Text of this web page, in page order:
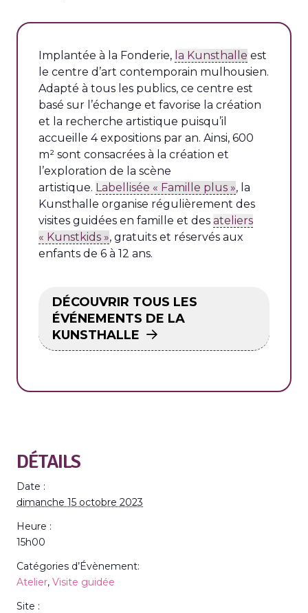
Implantée à la Fonderie, la Kunsthalle est
le centre d’art contemporain mulhousien.
Adapté à tous les publics, ce centre est
basé sur l’échange et favorise la création
et la recherche artistique puisqu’il
accueille 4 expositions par an. Ainsi, 600
m² sont consacrées à la création et
l’exploration de la scène
artistique. Labellisée « Famille plus », la
Kunsthalle organise régulièrement des
visites guidées en famille et des ateliers
« Kunstkids », gratuits et réservés aux
enfants de 6 à 12 ans.
DÉCOUVRIR TOUS LES
ÉVÉNEMENTS DE LA
KUNSTHALLE
DÉTAILS
Date :
dimanche 15 octobre 2023
Heure :
15h00
Catégories d’Évènement:
Atelier, Visite guidée
Site :